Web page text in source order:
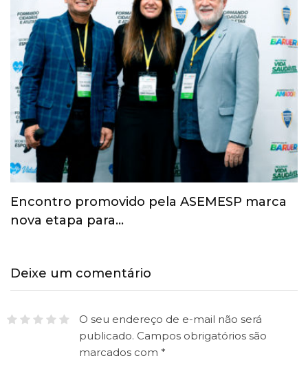
Esporte ganha espaço na agenda
econômica e mobiliza…
Deixe um comentário
O seu endereço de e-mail não será
publicado. Campos obrigatórios são
marcados com *